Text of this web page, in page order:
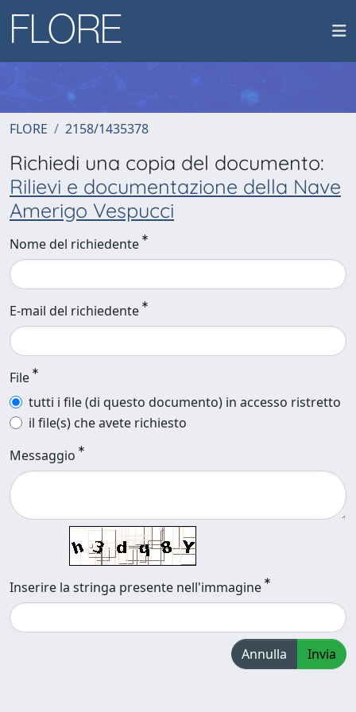
FLORE 2158/1435378
Richiedi una copia del documento:
Rilievi e documentazione della Nave
Amerigo Vespucci
Nome del richiedente
E-mail del richiedente
File
tutti i file (di questo documento) in accesso ristretto
il file(s) che avete richiesto
Messaggio
Inserire la stringa presente nell'immagine
Annulla Invia